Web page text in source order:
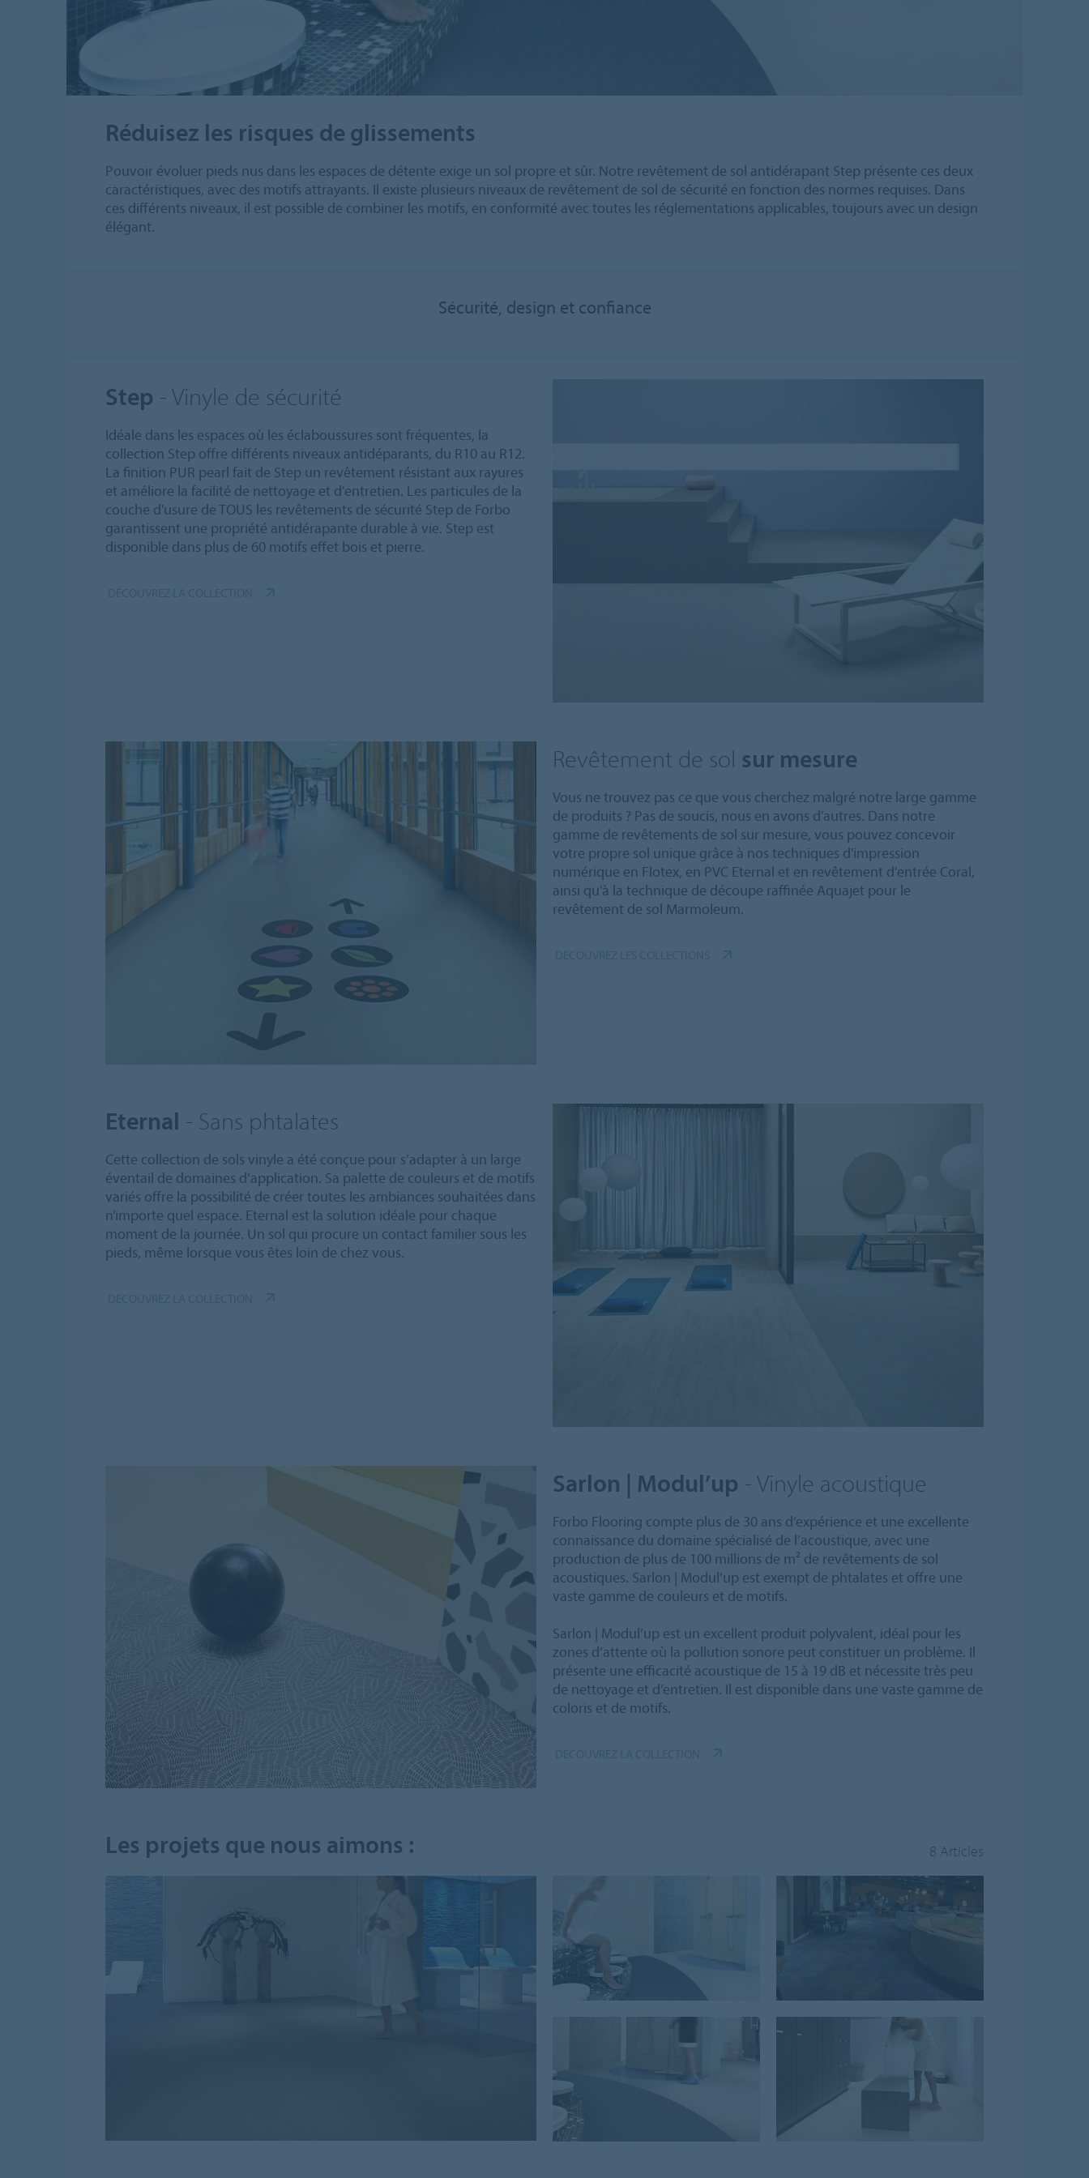
Réduisez les risques de glissements
Pouvoir évoluer pieds nus dans les espaces de détente exige un sol propre et sûr. Notre revêtement de sol antidérapant Step présente ces deux
caractéristiques, avec des motifs attrayants. Il existe plusieurs niveaux de revêtement de sol de sécurité en fonction des normes requises. Dans
ces différents niveaux, il est possible de combiner les motifs, en conformité avec toutes les réglementations applicables, toujours avec un design
élégant.
Sécurité, design et confiance
Step - Vinyle de sécurité
Idéale dans les espaces où les éclaboussures sont fréquentes, la
collection Step offre différents niveaux antidéparants, du R10 au R12.
La finition PUR pearl fait de Step un revêtement résistant aux rayures
et améliore la facilité de nettoyage et d'entretien. Les particules de la
couche d'usure de TOUS les revêtements de sécurité Step de Forbo
garantissent une propriété antidérapante durable à vie. Step est
disponible dans plus de 60 motifs effet bois et pierre.
Revêtement de sol sur mesure
Vous ne trouvez pas ce que vous cherchez malgré notre large gamme
de produits ? Pas de soucis, nous en avons d'autres. Dans notre
gamme de revêtements de sol sur mesure, vous pouvez concevoir
votre propre sol unique grâce à nos techniques d'impression
numérique en Flotex, en PVC Eternal et en revêtement d'entrée Coral,
ainsi qu'à la technique de découpe raffinée Aquajet pour le
revêtement de sol Marmoleum.
Eternal - Sans phtalates
Cette collection de sols vinyle a été conçue pour s’adapter à un large
éventail de domaines d’application. Sa palette de couleurs et de motifs
variés offre la possibilité de créer toutes les ambiances souhaitées dans
n’importe quel espace. Eternal est la solution idéale pour chaque
moment de la journée. Un sol qui procure un contact familier sous les
pieds, même lorsque vous êtes loin de chez vous.
Sarlon | Modul’up - Vinyle acoustique
Forbo Flooring compte plus de 30 ans d’expérience et une excellente
connaissance du domaine spécialisé de l’acoustique, avec une
production de plus de 100 millions de m² de revêtements de sol
acoustiques. Sarlon | Modul’up est exempt de phtalates et offre une
vaste gamme de couleurs et de motifs.
Sarlon | Modul’up est un excellent produit polyvalent, idéal pour les
zones d’attente où la pollution sonore peut constituer un problème. Il
présente une efficacité acoustique de 15 à 19 dB et nécessite très peu
de nettoyage et d’entretien. Il est disponible dans une vaste gamme de
coloris et de motifs.
Les projets que nous aimons : 8 Articles